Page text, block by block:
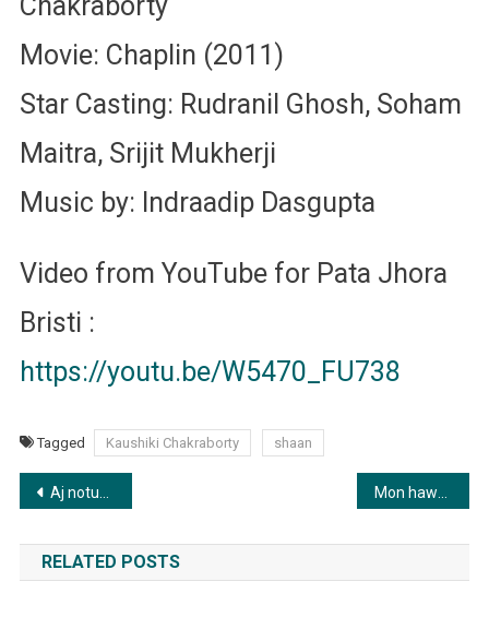
Movie: Chaplin (2011)
Star Casting: Rudranil Ghosh, Soham
Maitra, Srijit Mukherji
Music by: Indraadip Dasgupta
Video from YouTube for Pata Jhora
Bristi :
https://youtu.be/W5470_FU738
Tagged Kaushiki Chakraborty shaan
Post
navigation
Aj notun probhat Jage | আজ নতুন প্রভাত জাগে
RELATED POSTS